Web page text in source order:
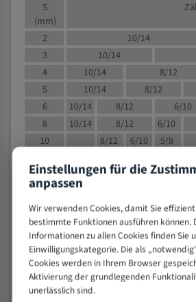
S
(mm)
2
10/14
3
10/14
4
10/14 8/12
5
10/14 8/12
6
10/14 8/12 6/10
8
10/14 8/12 6/10
10
8/12 6/10 5/8
15
8/12 6/10
20
30
4/5
50
80
> 100
VOLLMATERIAL
Einstellungen für die
anpassen
Wir verwenden Cookies, damit Sie
bestimmte Funktionen ausführen können.
Informationen zu allen Cookies finden Sie
Einwilligungskategorie. Die als
Cookies werden in Ihrem Browser
Aktivierung der grundlegenden
unerlässlich sind.